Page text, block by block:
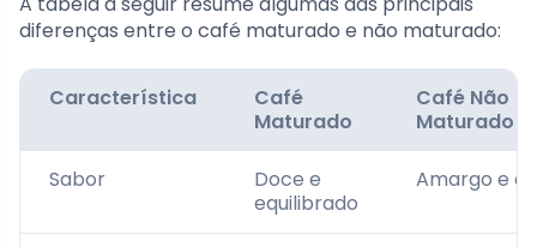
diferenças entre o café maturado e não maturado:
Característica
Café
Maturado
Café Não
Maturado
Sabor
Doce e
equilibrado
Amargo e